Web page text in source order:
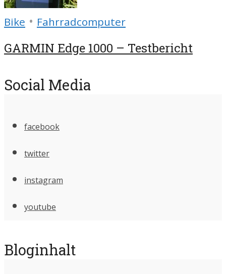
Bike • Fahrradcomputer
GARMIN Edge 1000 – Testbericht
Social Media
facebook
twitter
instagram
youtube
Bloginhalt